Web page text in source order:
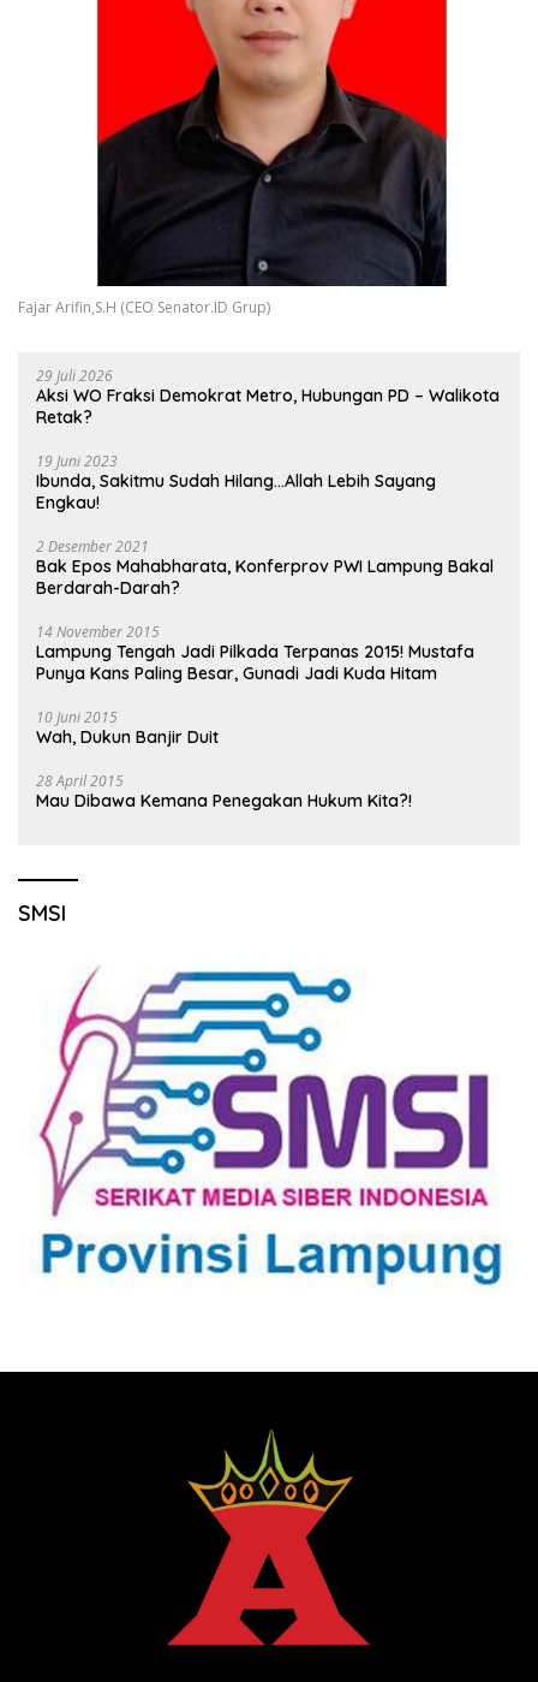
Fajar Arifin,S.H (CEO Senator.ID Grup)
29 Juli 2026
Aksi WO Fraksi Demokrat Metro, Hubungan PD – Walikota
Retak?
19 Juni 2023
Ibunda, Sakitmu Sudah Hilang…Allah Lebih Sayang
Engkau!
2 Desember 2021
Bak Epos Mahabharata, Konferprov PWI Lampung Bakal
Berdarah-Darah?
14 November 2015
Lampung Tengah Jadi Pilkada Terpanas 2015! Mustafa
Punya Kans Paling Besar, Gunadi Jadi Kuda Hitam
10 Juni 2015
Wah, Dukun Banjir Duit
28 April 2015
Mau Dibawa Kemana Penegakan Hukum Kita?!
SMSI